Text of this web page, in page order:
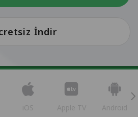
İndir
iOS Apple TV Android